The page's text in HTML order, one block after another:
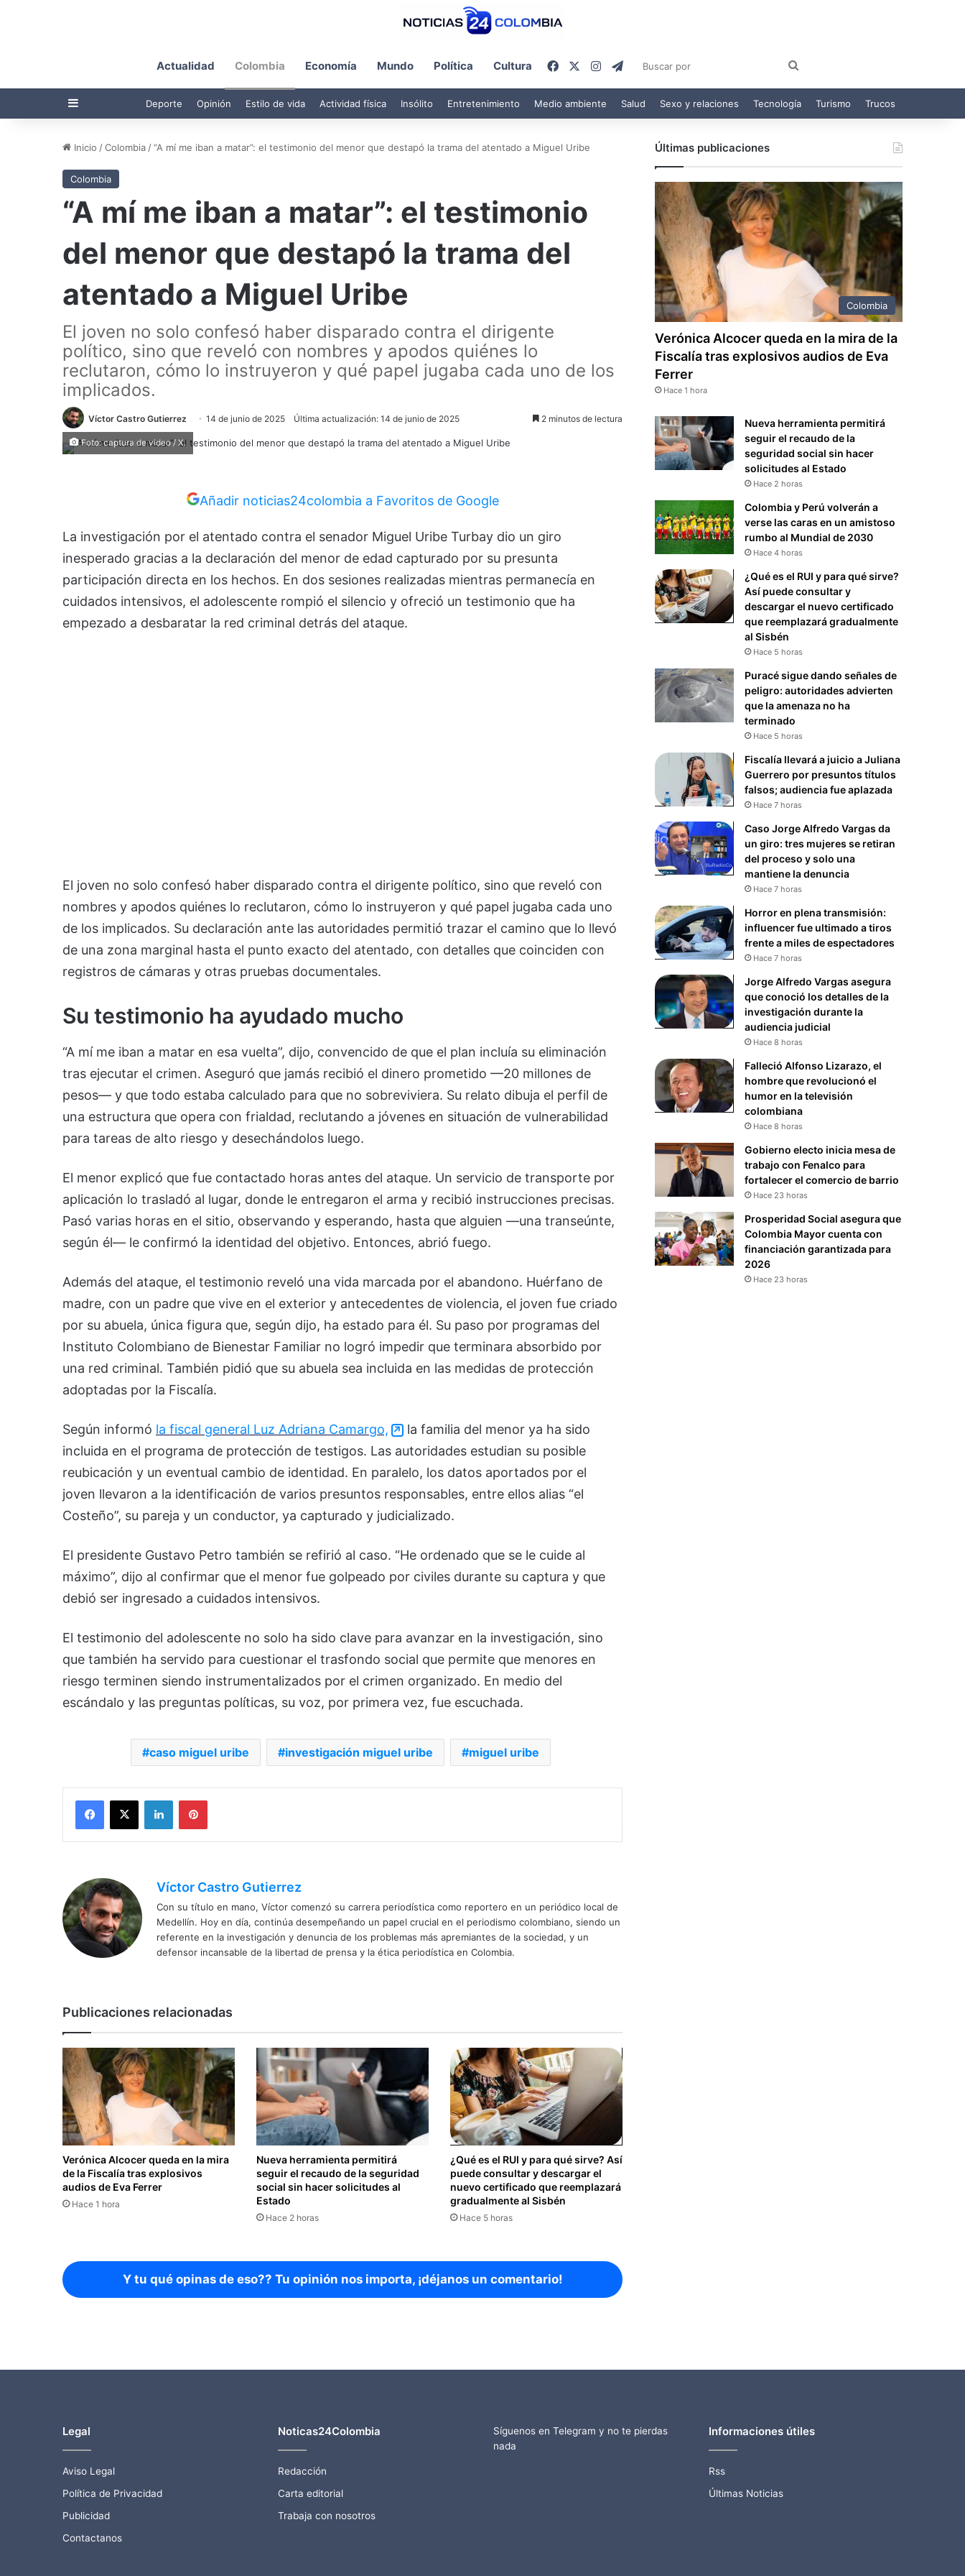
Actualidad Colombia Economía Mundo Política Cultura FacebookInstagram
Telegram
por
Barra lateral Deporte Opinión Estilo de vida Actividad física Insólito Entretenimiento Medio ambiente Salud Sexo y relaciones Tecnología Turismo Trucos
Inicio /Colombia /“A mí me iban a matar”: el testimonio del menor que destapó la trama del atentado a Miguel Uribe
Colombia
“A mí me iban a matar”: el testimonio
del menor que destapó la trama del
atentado a Miguel Uribe
El joven no solo confesó haber disparado contra el dirigente
político, sino que reveló con nombres y apodos quiénes lo
reclutaron, cómo lo instruyeron y qué papel jugaba cada uno de los
implicados.
Víctor Castro Gutierrez 14 de junio de 2025 Última actualización: 14 de junio de 2025 2 minutos de lectura
Foto: captura de video / X.
Añadir noticias24colombia a Favoritos de Google
La investigación por el atentado contra el senador Miguel Uribe Turbay dio un giro
inesperado gracias a la declaración del menor de edad capturado por su presunta
participación directa en los hechos. En dos sesiones realizadas mientras permanecía en
cuidados intensivos, el adolescente rompió el silencio y ofreció un testimonio que ha
empezado a desbaratar la red criminal detrás del ataque.
El joven no solo confesó haber disparado contra el dirigente político, sino que reveló con
nombres y apodos quiénes lo reclutaron, cómo lo instruyeron y qué papel jugaba cada uno
de los implicados. Su declaración ante las autoridades permitió trazar el camino que lo llevó
de una zona marginal hasta el punto exacto del atentado, con detalles que coinciden con
registros de cámaras y otras pruebas documentales.
Su testimonio ha ayudado mucho
“A mí me iban a matar en esa vuelta”, dijo, convencido de que el plan incluía su eliminación
tras ejecutar el crimen. Aseguró que jamás recibió el dinero prometido —20 millones de
pesos— y que todo estaba calculado para que no sobreviviera. Su relato dibuja el perfil de
una estructura que opera con frialdad, reclutando a jóvenes en situación de vulnerabilidad
para tareas de alto riesgo y desechándolos luego.
El menor explicó que fue contactado horas antes del ataque. Un servicio de transporte por
aplicación lo trasladó al lugar, donde le entregaron el arma y recibió instrucciones precisas.
Pasó varias horas en el sitio, observando y esperando, hasta que alguien —una transeúnte,
según él— le confirmó la identidad del objetivo. Entonces, abrió fuego.
Además del ataque, el testimonio reveló una vida marcada por el abandono. Huérfano de
madre, con un padre que vive en el exterior y antecedentes de violencia, el joven fue criado
por su abuela, única figura que, según dijo, ha estado para él. Su paso por programas del
Instituto Colombiano de Bienestar Familiar no logró impedir que terminara absorbido por
una red criminal. También pidió que su abuela sea incluida en las medidas de protección
adoptadas por la Fiscalía.
Según informó la fiscal general Luz Adriana Camargo,
la familia del menor ya ha sido
incluida en el programa de protección de testigos. Las autoridades estudian su posible
reubicación y un eventual cambio de identidad. En paralelo, los datos aportados por el
joven llevaron a la identificación de varios presuntos responsables, entre ellos alias “el
Costeño”, su pareja y un conductor, ya capturado y judicializado.
El presidente Gustavo Petro también se refirió al caso. “He ordenado que se le cuide al
máximo”, dijo al confirmar que el menor fue golpeado por civiles durante su captura y que
debió ser ingresado a cuidados intensivos.
El testimonio del adolescente no solo ha sido clave para avanzar en la investigación, sino
que también ha servido para cuestionar el trasfondo social que permite que menores en
riesgo terminen siendo instrumentalizados por el crimen organizado. En medio del
escándalo y las preguntas políticas, su voz, por primera vez, fue escuchada.
caso miguel uribe investigación miguel uribe miguel uribe
Facebook
X LinkedInPinterest
Víctor Castro Gutierrez
Con su título en mano, Víctor comenzó su carrera periodística como reportero en un periódico local de
Medellín. Hoy en día, continúa desempeñando un papel crucial en el periodismo colombiano, siendo un
referente en la investigación y denuncia de los problemas más apremiantes de la sociedad, y un
defensor incansable de la libertad de prensa y la ética periodística en Colombia.
Publicaciones relacionadas
Verónica Alcocer queda en la mira
de la Fiscalía tras explosivos
audios de Eva Ferrer
Hace 1 hora
Nueva herramienta permitirá
seguir el recaudo de la seguridad
social sin hacer solicitudes al
Estado
Hace 2 horas
¿Qué es el RUI y para qué sirve? Así
puede consultar y descargar el
nuevo certificado que reemplazará
gradualmente al Sisbén
Hace 5 horas
Y tu qué opinas de eso?? Tu opinión nos importa, ¡déjanos un comentario!
Últimas publicaciones
Colombia
Verónica Alcocer queda en la mira de la
Fiscalía tras explosivos audios de Eva
Ferrer
Hace 1 hora
Nueva herramienta permitirá
seguir el recaudo de la
seguridad social sin hacer
solicitudes al Estado
Hace 2 horas
Colombia y Perú volverán a
verse las caras en un amistoso
rumbo al Mundial de 2030
Hace 4 horas
¿Qué es el RUI y para qué sirve?
Así puede consultar y
descargar el nuevo certificado
que reemplazará gradualmente
al Sisbén
Hace 5 horas
Puracé sigue dando señales de
peligro: autoridades advierten
que la amenaza no ha
terminado
Hace 5 horas
Fiscalía llevará a juicio a Juliana
Guerrero por presuntos títulos
falsos; audiencia fue aplazada
Hace 7 horas
Caso Jorge Alfredo Vargas da
un giro: tres mujeres se retiran
del proceso y solo una
mantiene la denuncia
Hace 7 horas
Horror en plena transmisión:
influencer fue ultimado a tiros
frente a miles de espectadores
Hace 7 horas
Jorge Alfredo Vargas asegura
que conoció los detalles de la
investigación durante la
audiencia judicial
Hace 8 horas
Falleció Alfonso Lizarazo, el
hombre que revolucionó el
humor en la televisión
colombiana
Hace 8 horas
Gobierno electo inicia mesa de
trabajo con Fenalco para
fortalecer el comercio de barrio
Hace 23 horas
Prosperidad Social asegura que
Colombia Mayor cuenta con
financiación garantizada para
2026
Hace 23 horas
Legal
Aviso Legal
Política de Privacidad
Publicidad
Contactanos
Noticas24Colombia
Redacción
Carta editorial
Trabaja con nosotros
Síguenos en Telegram y no te pierdas
nada
Informaciones útiles
Rss
Últimas Noticias